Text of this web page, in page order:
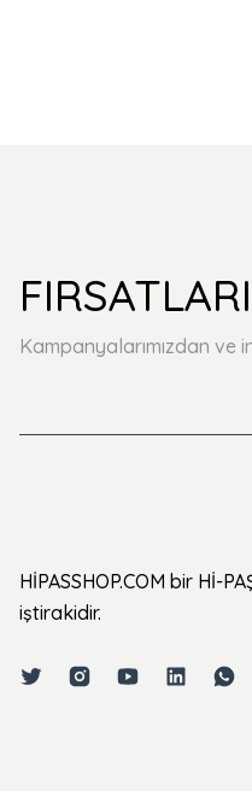
Kampanyalarımızdan
HİPASSHOP.COM bir Hİ-
iştirakidir.